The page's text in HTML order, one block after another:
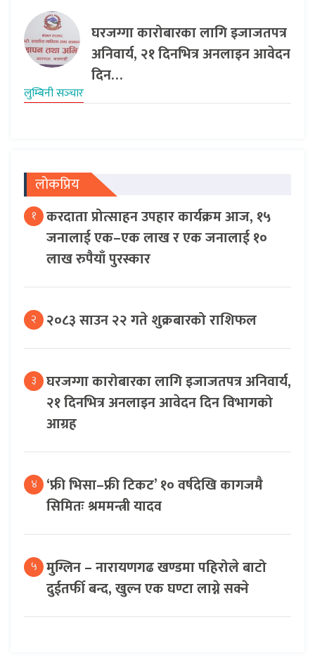
घरजग्गा कारोबारका लागि इजाजतपत्र
अनिवार्य, २१ दिनभित्र अनलाइन आवेदन
दिन…
लुम्बिनी सञ्‍चार
लोकप्रिय
१ करदाता प्रोत्साहन उपहार कार्यक्रम आज, १५
जनालाई एक–एक लाख र एक जनालाई १०
लाख रुपैयाँ पुरस्कार
२ २०८३ साउन २२ गते शुक्रबारको राशिफल
३ घरजग्गा कारोबारका लागि इजाजतपत्र अनिवार्य,
२१ दिनभित्र अनलाइन आवेदन दिन विभागको
आग्रह
४ ‘फ्री भिसा–फ्री टिकट’ १० वर्षदेखि कागजमै
सिमितः श्रममन्त्री यादव
५ मुग्लिन – नारायणगढ खण्डमा पहिरोले बाटो
दुईतर्फी बन्द, खुल्न एक घण्टा लाग्ने सक्ने